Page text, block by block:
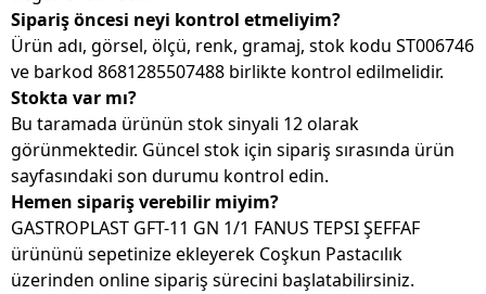
Sipariş öncesi neyi kontrol etmeliyim?
Ürün adı, görsel, ölçü, renk, gramaj, stok kodu ST006746
ve barkod 8681285507488 birlikte kontrol edilmelidir.
Stokta var mı?
Bu taramada ürünün stok sinyali 12 olarak
görünmektedir. Güncel stok için sipariş sırasında ürün
sayfasındaki son durumu kontrol edin.
Hemen sipariş verebilir miyim?
GASTROPLAST GFT-11 GN 1/1 FANUS TEPSI ŞEFFAF
ürününü sepetinize ekleyerek Coşkun Pastacılık
üzerinden online sipariş sürecini başlatabilirsiniz.